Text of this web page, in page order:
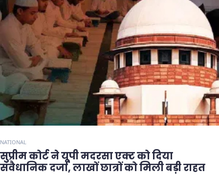
NATIONAL
सुप्रीम कोर्ट ने यूपी मदरसा एक्ट को दिया
संवैधानिक दर्जा, लाखों छात्रों को मिली बड़ी राहत